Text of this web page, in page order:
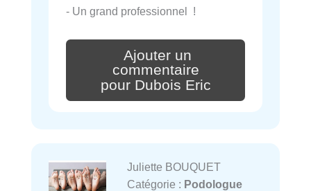
- Un grand professionnel !
Ajouter un
commentaire
pour Dubois Eric
Juliette BOUQUET
Catégorie : Podologue